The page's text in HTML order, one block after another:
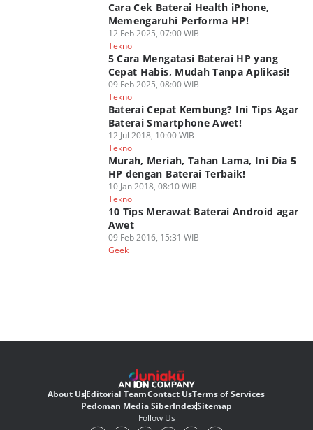
Cara Cek Baterai Health iPhone,
Memengaruhi Performa HP!
12 Feb 2025, 07:00 WIB
Tekno
5 Cara Mengatasi Baterai HP yang
Cepat Habis, Mudah Tanpa Aplikasi!
09 Feb 2025, 08:00 WIB
Tekno
Baterai Cepat Kembung? Ini Tips Agar
Baterai Smartphone Awet!
12 Jul 2018, 10:00 WIB
Tekno
Murah, Meriah, Tahan Lama, Ini Dia 5
HP dengan Baterai Terbaik!
10 Jan 2018, 08:10 WIB
Tekno
10 Tips Merawat Baterai Android agar
Awet
09 Feb 2016, 15:31 WIB
Geek
About UsEditorial TeamContact UsTerms of Services
Pedoman Media SiberIndexSitemap
Follow Us